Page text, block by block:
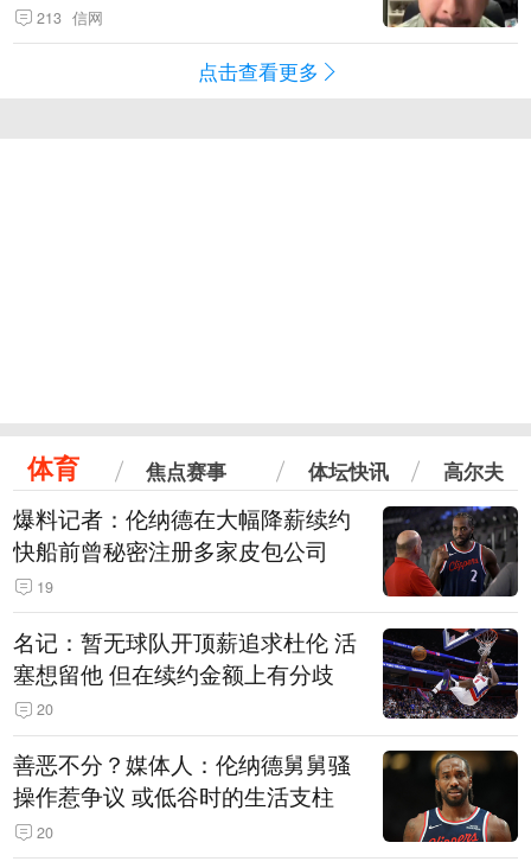
213 信网
点击查看更多
体育 焦点赛事 体坛快讯 高尔夫
爆料记者：伦纳德在大幅降薪续约
快船前曾秘密注册多家皮包公司
19
名记：暂无球队开顶薪追求杜伦 活
塞想留他 但在续约金额上有分歧
20
善恶不分？媒体人：伦纳德舅舅骚
操作惹争议 或低谷时的生活支柱
20